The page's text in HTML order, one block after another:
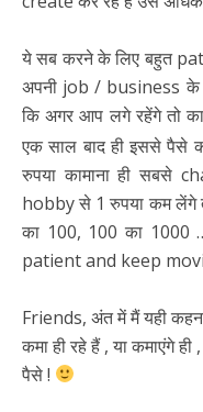
ये सब करने के लिए बहुत
अपनी job / business के
कि अगर आप लगे रहेंगे तो
एक साल बाद ही इससे पैसे
रुपया कामाना ही सबसे
hobby से 1 रुपया कम लेंगे
का 100, 100 का 1000
patient and keep
Friends, अंत में मैं यही
कमा ही रहे हैं , या कमाएंगे
पैसे !